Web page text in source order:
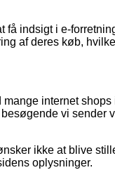
få indsigt i e-
af deres køb,
internet shops
vi sender
ikke at blive
oplysninger.